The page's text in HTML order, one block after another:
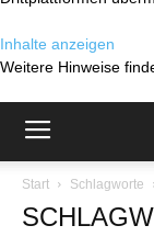
Inhalte anzeigen
Weitere Hinweise
Start Schlagworte